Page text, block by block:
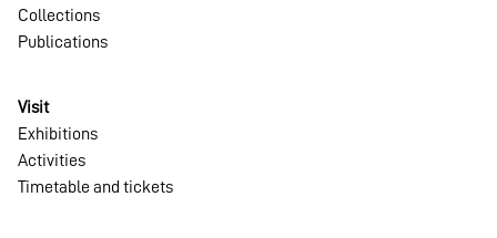
Collections
Publications
Visit
Exhibitions
Activities
Timetable and tickets